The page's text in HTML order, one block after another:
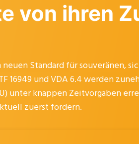
von ihren
Standard für souveränen,
und VDA 6.4 werden
knappen Zeitvorgaben
zuerst fordern.